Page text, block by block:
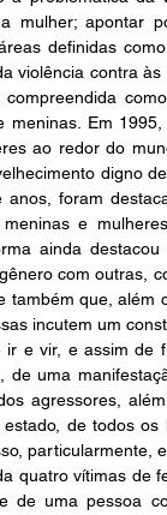
mulher; apontar
definidas
violência contra
Em
ao redor do
digno
foram
e
ainda
com outras,
que, além
incutem um
e vir, e assim de
uma
agressores,
de todos
particularmente,
quatro vítimas de
uma pessoa